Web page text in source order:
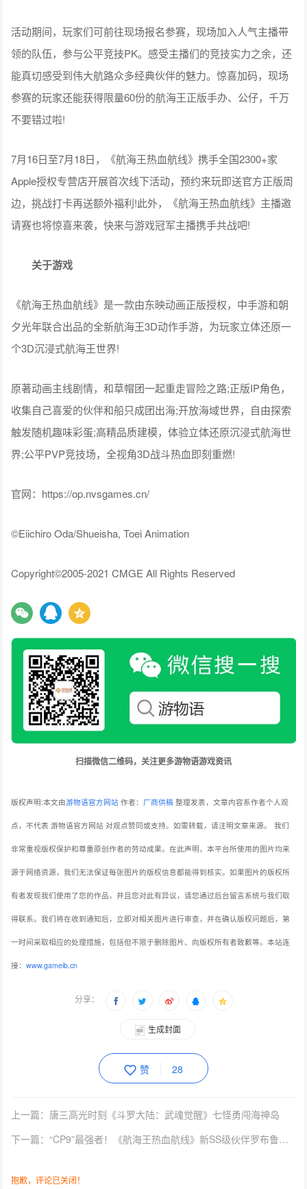
活动期间，玩家们可前往现场报名参赛，现场加入人气主播带
领的队伍，参与公平竞技PK。感受主播们的竞技实力之余，还
能真切感受到伟大航路众多经典伙伴的魅力。惊喜加码，现场
参赛的玩家还能获得限量60份的航海王正版手办、公仔，千万
不要错过啦!
7月16日至7月18日，《航海王热血航线》携手全国2300+家
Apple授权专营店开展首次线下活动，预约来玩即送官方正版周
边，挑战打卡再送额外福利!此外，《航海王热血航线》主播邀
请赛也将惊喜来袭，快来与游戏冠军主播携手共战吧!
关于游戏
《航海王热血航线》是一款由东映动画正版授权，中手游和朝
夕光年联合出品的全新航海王3D动作手游，为玩家立体还原一
个3D沉浸式航海王世界!
原著动画主线剧情，和草帽团一起重走冒险之路;正版IP角色，
收集自己喜爱的伙伴和船只成团出海;开放海域世界，自由探索
触发随机趣味彩蛋;高精品质建模，体验立体还原沉浸式航海世
界;公平PVP竞技场，全视角3D战斗热血即刻重燃!
官网：https://op.nvsgames.cn/
©Eiichiro Oda/Shueisha, Toei Animation
Copyright©2005-2021 CMGE All Rights Reserved
扫描微信二维码，关注更多游物语游戏资讯
版权声明:本文由游物语官方网站 作者： 厂商供稿 整理发表，文章内容系作者个人观
点，不代表 游物语官方网站 对观点赞同或支持。如需转载，请注明文章来源。 我们
非常重视版权保护和尊重原创作者的劳动成果。在此声明，本平台所使用的图片均来
源于网络资源，我们无法保证每张图片的版权信息都能得到核实。如果图片的版权所
有者发现我们使用了您的作品，并且您对此有异议，请您通过后台留言系统与我们取
得联系。我们将在收到通知后，立即对相关图片进行审查，并在确认版权问题后，第
一时间采取相应的处理措施，包括但不限于删除图片、向版权所有者致歉等。本站连
接：www.gameib.cn
分享：
生成封面
赞 28
上一篇：唐三高光时刻《斗罗大陆：武魂觉醒》七怪勇闯海神岛
下一篇：“CP9”最强者！《航海王热血航线》新SS级伙伴罗布鲁兹狂野来袭
抱歉，评论已关闭！